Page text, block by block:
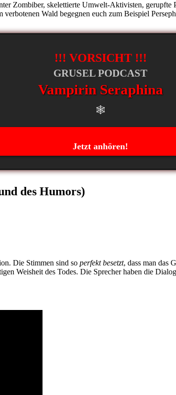
Zombiber, skelettierte Umwelt-Aktivisten,
Wald begegnen euch zum Beispiel
!!! VORSICHT !!!
GRUSEL PODCAST
Vampirin Seraphina
🕸️
Jetzt anhören!
des Humors)
Die Stimmen sind so perfekt besetzt, dass man das
Weisheit des Todes. Die Sprecher haben die